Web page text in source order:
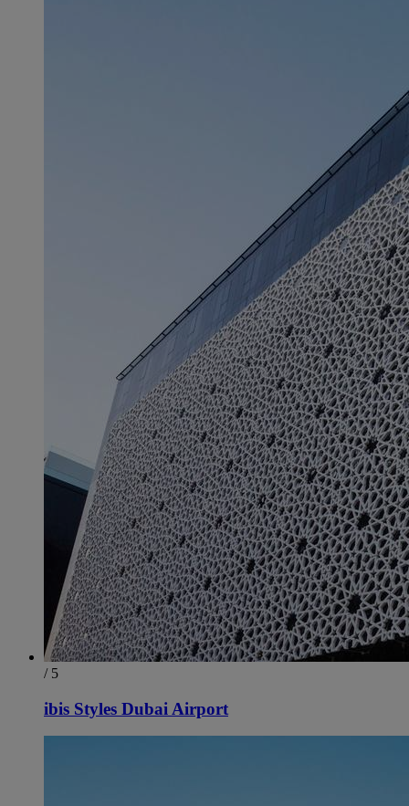
/ 5
ibis Styles Dubai Airport